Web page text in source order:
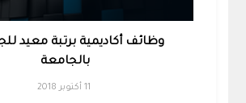
وظائف أكاديمية برتبة معيد
بالجامعة
11 أكتوبر 2018